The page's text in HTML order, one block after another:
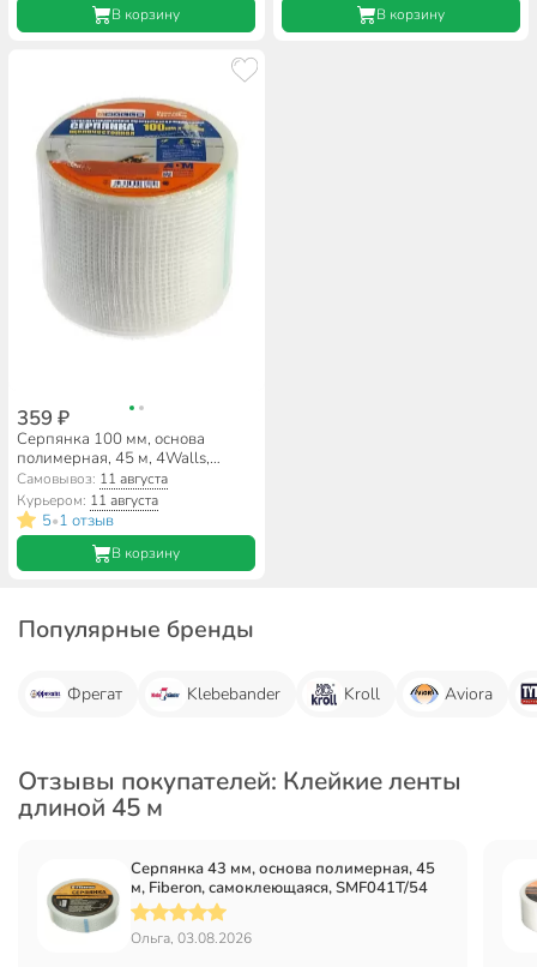
В корзину В корзину
359 ₽
Серпянка 100 мм, основа
полимерная, 45 м, 4Walls,
самоклеющаяся, SMF107T
Самовывоз: 11 августа
Курьером: 11 августа
5•1 отзыв
В корзину
Популярные бренды
Фрегат Klebebander Kroll Aviora
Отзывы покупателей: Клейкие ленты
длиной 45 м
Серпянка 43 мм, основа полимерная, 45
м, Fiberon, самоклеющаяся, SMF041T/54
Ольга, 03.08.2026